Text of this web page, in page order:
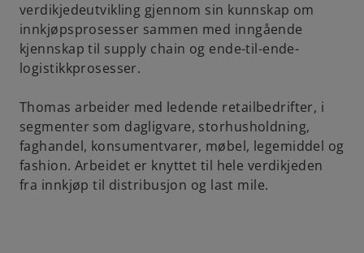
verdikjedeutvikling gjennom sin kunnskap om
innkjøpsprosesser sammen med inngående
kjennskap til supply chain og ende-til-ende-
logistikkprosesser.
Thomas arbeider med ledende retailbedrifter, i
segmenter som dagligvare, storhusholdning,
faghandel, konsumentvarer, møbel, legemiddel og
fashion. Arbeidet er knyttet til hele verdikjeden
fra innkjøp til distribusjon og last mile.